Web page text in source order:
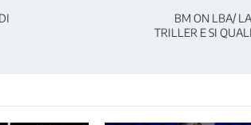
BM ON LBA/
TRILLER E SI